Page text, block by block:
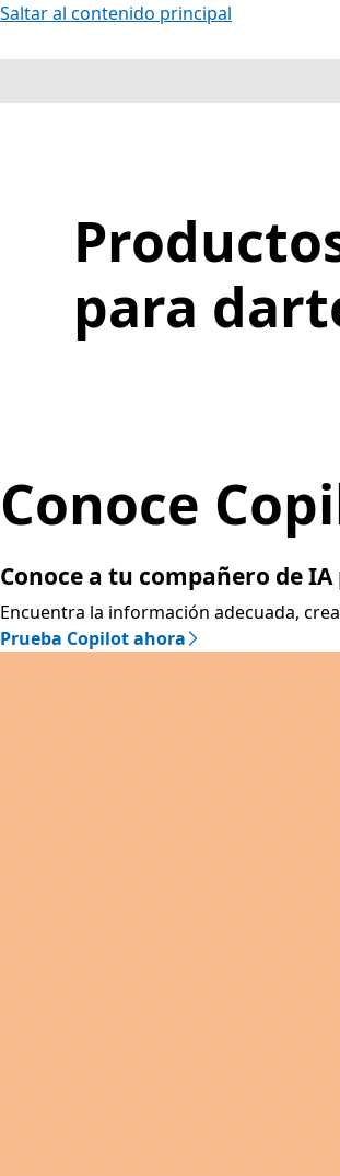
Saltar al contenido principal
para
Conoce
Conoce a tu compañero de
Encuentra la información adecuada,
Prueba Copilot ahora